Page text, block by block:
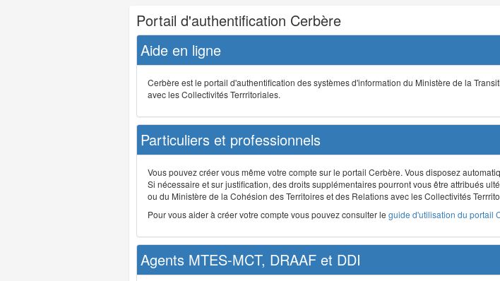
Navigation
et
outils
annexes
Portail d'authentification Cerbère
Aide en ligne
Cerbère est le portail d'authentification des systèmes d'information du Ministère de la
avec les Collectivités Terrritoriales.
Particuliers et professionnels
Vous pouvez créer vous même votre compte sur le portail Cerbère. Vous disposez
Si nécessaire et sur justification, des droits supplémentaires pourront vous être attribués
ou du Ministère de la Cohésion des Territoires et des Relations avec les Collectivités
Pour vous aider à créer votre compte vous pouvez consulter le guide d'utilisation du portail
Agents MTES-MCT, DRAAF et DDI